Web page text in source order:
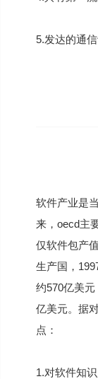
5.发达的通信
软件产业是
来，oecd主
仅软件包产
生产国，
约570亿美
亿美元。据
点：
1.对软件知